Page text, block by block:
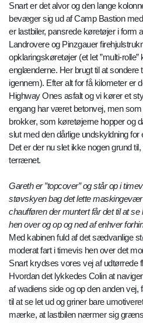
Snart er det alvor og den lange
bevæger sig ud af Camp Bastion
er lastbiler, pansrede køretøjer i form
Landrovere og Pinzgauer
opklaringskøretøjer (et let ”multi-
englænderne. Her brugt til at
igennem). Efter alt for få kilometer er
Highway Ones asfalt og vi kører et
engang har været betonvej, men
brokker, som køretøjerne hopper og
slut med den dårlige undskyldning for
Det er der nu slet ikke nogen grund
terrænet.
Gareth er ”topcover” og står op i
støvskyen bag det lette maskingevær
chaufføren der muntert får det til at
hen over og op og ned af enhver
Med kabinen fuld af det sædvanlige
moderat fart i timevis hen over det
Snart krydses vores vej af udtørrede
Hvordan det lykkedes Colin at
af wadiens side og op den anden vej,
til at se let ud og griner bare
mærke, at lastbilen nærmer sig